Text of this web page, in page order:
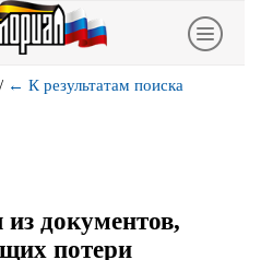
/ ← К результатам поиска
документов,
потери